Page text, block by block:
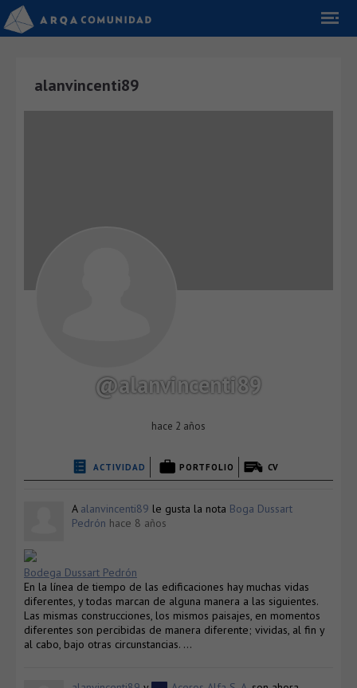
alanvincenti89
@alanvincenti89
hace 2 años
ACTIVIDAD PORTFOLIO CV
A alanvincenti89 le gusta la nota Boga Dussart
Pedrón hace 8 años
Bodega Dussart Pedrón
En la línea de tiempo de las edificaciones hay muchas vidas
diferentes, y todas marcan de alguna manera a las siguientes.
Las mismas construcciones, los mismos paisajes, en momentos
diferentes son percibidas de manera diferente; vividas, al fin y
al cabo, bajo otras circunstancias. …